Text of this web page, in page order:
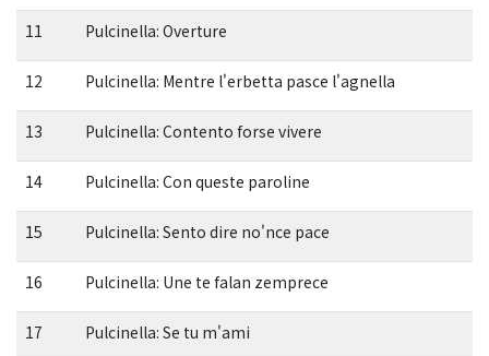
11 Pulcinella: Overture
12 Pulcinella: Mentre l'erbetta pasce l'agnella
13 Pulcinella: Contento forse vivere
14 Pulcinella: Con queste paroline
15 Pulcinella: Sento dire no'nce pace
16 Pulcinella: Une te falan zemprece
17 Pulcinella: Se tu m'ami